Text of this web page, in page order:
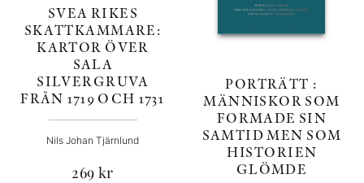
SVEA RIKES
SKATTKAMMARE:
KARTOR ÖVER
SALA
SILVERGRUVA
FRÅN 1719 OCH 1731
Nils Johan Tjärnlund
269 kr
PORTRÄTT :
MÄNNISKOR SOM
FORMADE SIN
SAMTID MEN SOM
HISTORIEN
GLÖMDE